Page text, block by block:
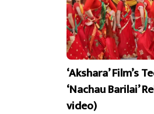
‘Akshara’ Film’s
‘Nachau Barilai’
video)